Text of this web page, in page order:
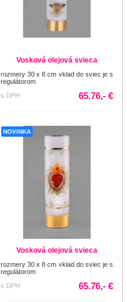
Vosková olejová svieca
rozmery 30 x 8 cm vklad do sviec je s
regulátorom
s DPH
65.76,- €
NOVINKA
Vosková olejová svieca
rozmery 30 x 8 cm vklad do sviec je s
regulátorom
s DPH
65.76,- €